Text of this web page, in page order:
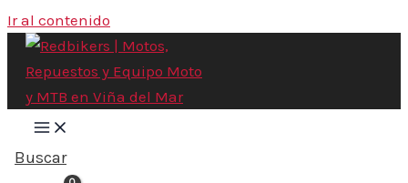
Ir al contenido
Buscar